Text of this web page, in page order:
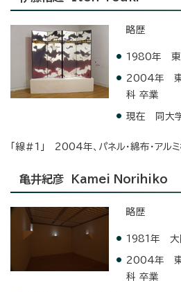
略歴
1980年 東
2004年 東
科 卒業
現在 同大
「線＃1」 2004年、パネル・綿布・アルミ
亀井紀彦 Kamei Norihiko
略歴
1981年 大
2004年 東
科 卒業